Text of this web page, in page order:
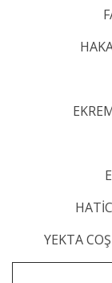
YEKTA